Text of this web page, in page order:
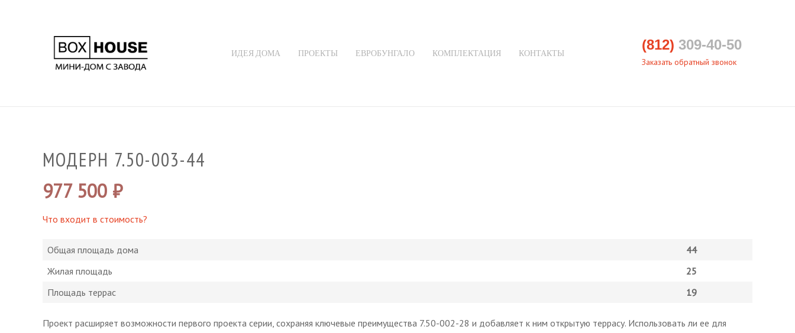
ИДЕЯ ДОМА ПРОЕКТЫ ЕВРОБУНГАЛО КОМПЛЕКТАЦИЯ КОНТАКТЫ
(812) 309-40-50
Заказать обратный звонок
МОДЕРН 7.50-003-44
977 500 ₽
Что входит в стоимость?
Общая площадь дома
44
Жилая площадь
25
Площадь террас
19
Проект расширяет возможности первого проекта серии, сохраняя ключевые преимущества 7.50-002-28 и добавляет к ним открытую террасу. Использовать ли ее для